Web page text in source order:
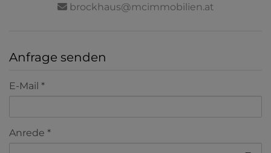
brockhaus@mcimmobilien.at
Anfrage senden
E-Mail
Anrede